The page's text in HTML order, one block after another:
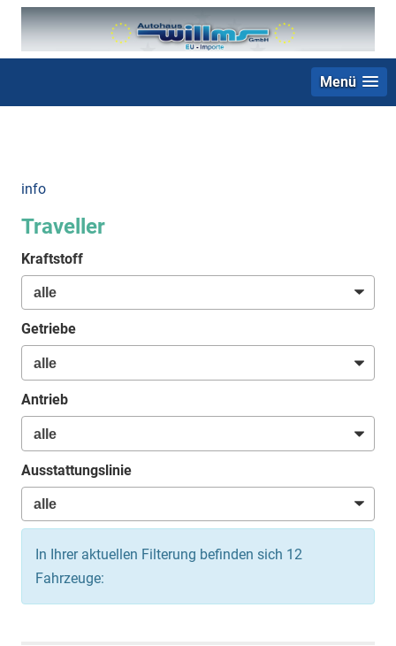
Menü
info
Traveller
Kraftstoff
Getriebe
Antrieb
Ausstattungslinie
In Ihrer aktuellen Filterung befinden sich 12
Fahrzeuge: